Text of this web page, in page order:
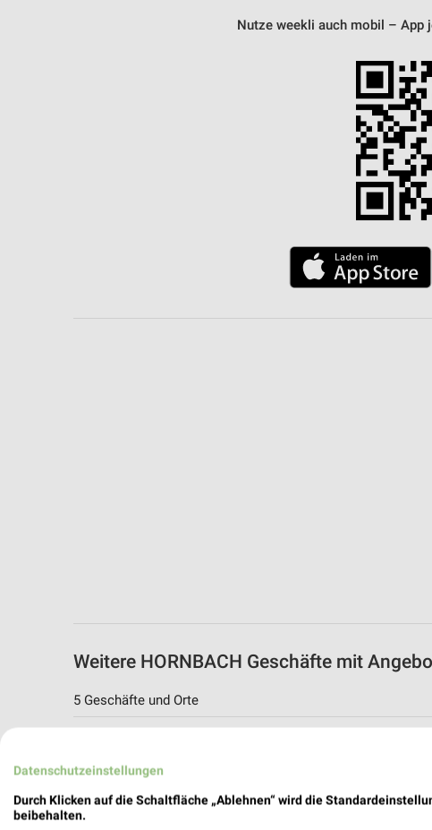
Nutze weekli auch mobil – App
Weitere HORNBACH Geschäfte mit
5 Geschäfte und Orte
Ulm, Deutschland
518,21 km
Datenschutzeinstellungen
Durch Klicken auf die Schaltfläche „Ablehnen“ wird die
beibehalten.